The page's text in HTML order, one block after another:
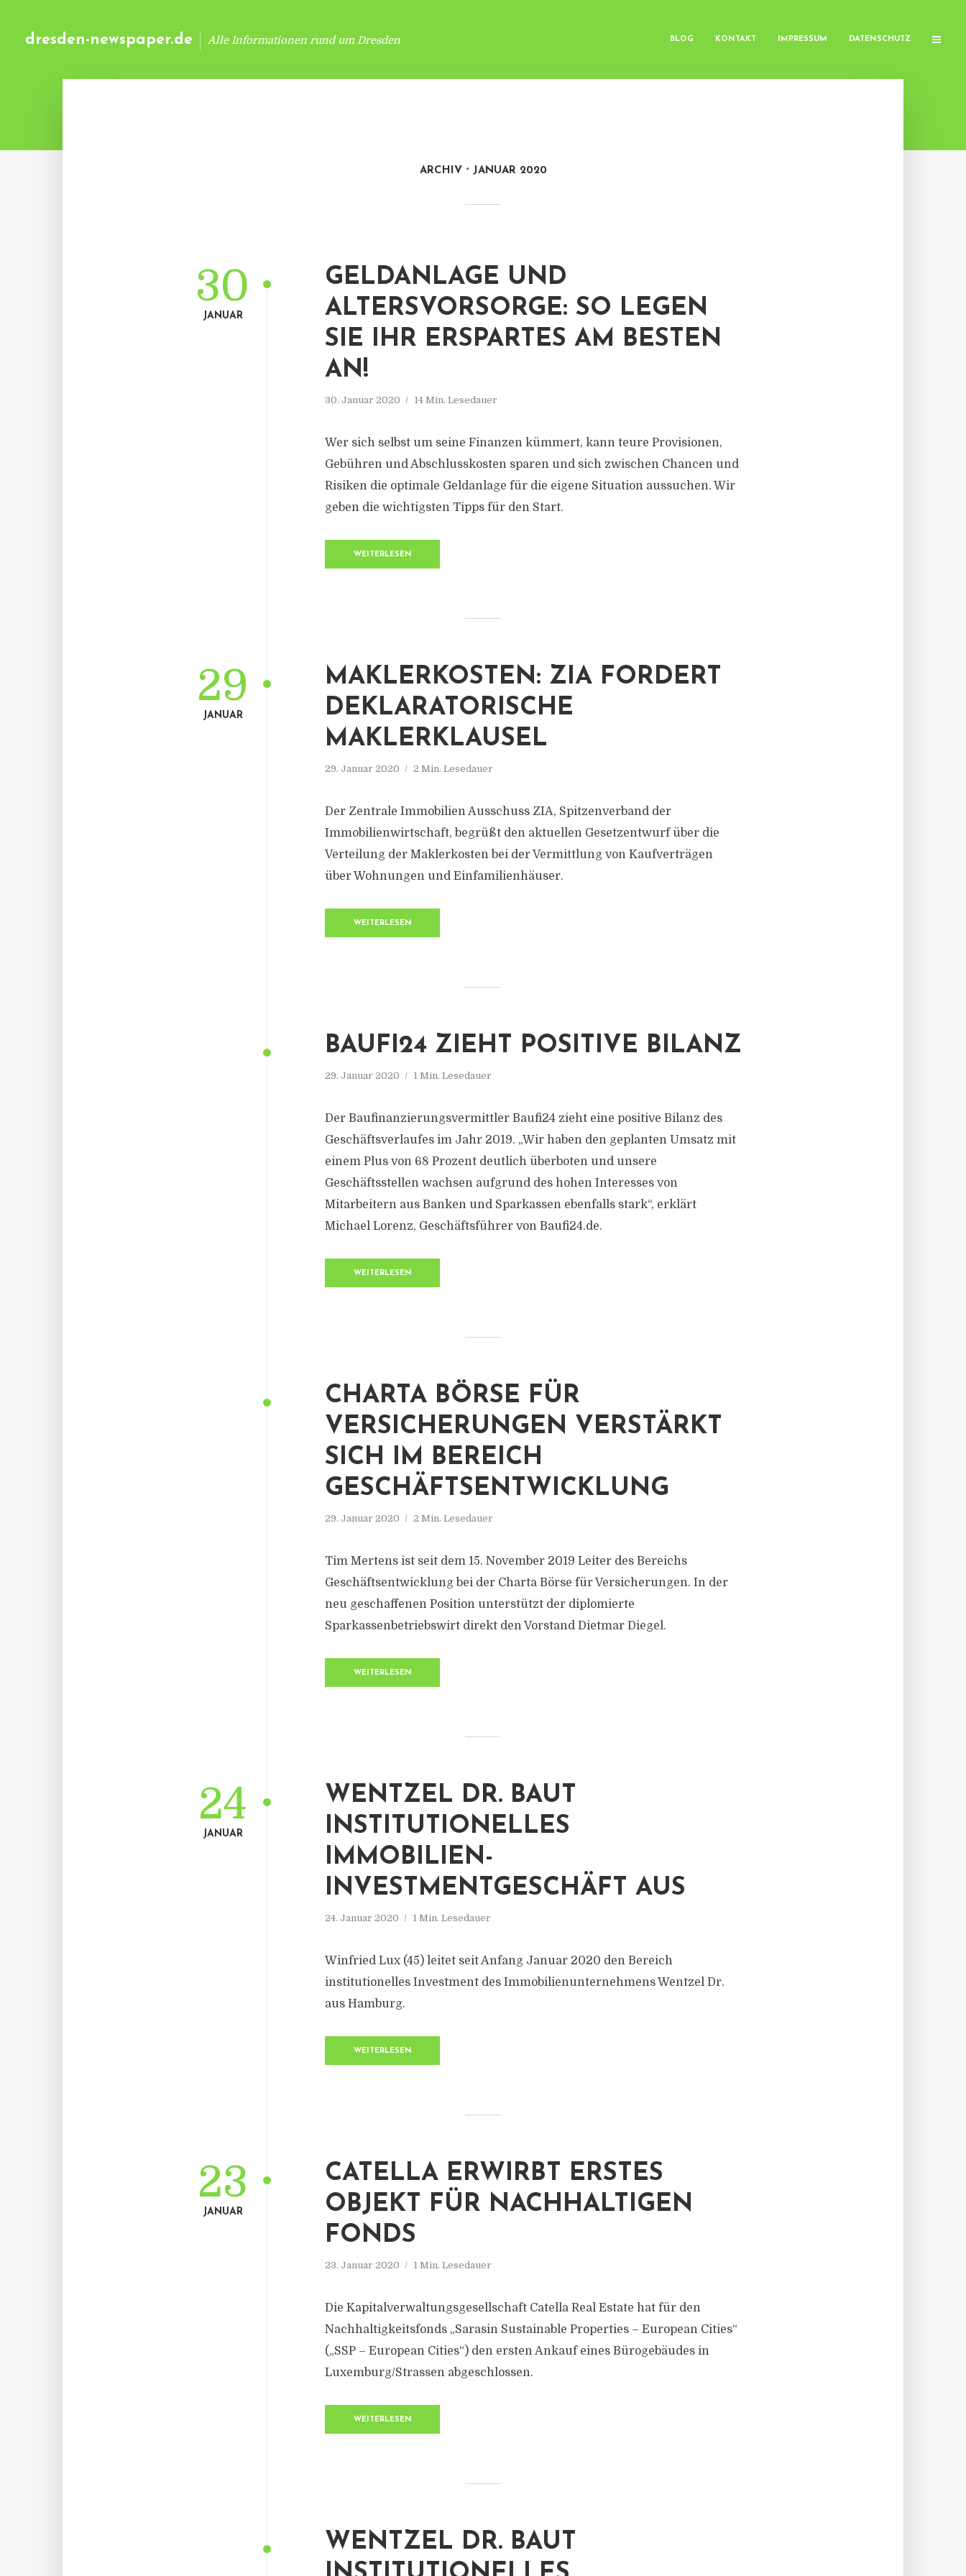
dresden-newspaper.de Alle Informationen rund um Dresden BLOG KONTAKT IMPRESSUM DATENSCHUTZ
ARCHIV JANUAR 2020
GELDANLAGE UND
ALTERSVORSORGE: SO LEGEN
SIE IHR ERSPARTES AM BESTEN
AN!
30. Januar 2020 14 Min. Lesedauer
30
JANUAR
Wer sich selbst um seine Finanzen kümmert, kann teure Provisionen,
Gebühren und Abschlusskosten sparen und sich zwischen Chancen und
Risiken die optimale Geldanlage für die eigene Situation aussuchen. Wir
geben die wichtigsten Tipps für den Start.
WEITERLESEN
MAKLERKOSTEN: ZIA FORDERT
DEKLARATORISCHE
MAKLERKLAUSEL
29. Januar 2020 2 Min. Lesedauer
29
JANUAR
Der Zentrale Immobilien Ausschuss ZIA, Spitzenverband der
Immobilienwirtschaft, begrüßt den aktuellen Gesetzentwurf über die
Verteilung der Maklerkosten bei der Vermittlung von Kaufverträgen
über Wohnungen und Einfamilienhäuser.
WEITERLESEN
BAUFI24 ZIEHT POSITIVE BILANZ
29. Januar 2020 1 Min. Lesedauer
Der Baufinanzierungsvermittler Baufi24 zieht eine positive Bilanz des
Geschäftsverlaufes im Jahr 2019. „Wir haben den geplanten Umsatz mit
einem Plus von 68 Prozent deutlich überboten und unsere
Geschäftsstellen wachsen aufgrund des hohen Interesses von
Mitarbeitern aus Banken und Sparkassen ebenfalls stark“, erklärt
Michael Lorenz, Geschäftsführer von Baufi24.de.
WEITERLESEN
CHARTA BÖRSE FÜR
VERSICHERUNGEN VERSTÄRKT
SICH IM BEREICH
GESCHÄFTSENTWICKLUNG
29. Januar 2020 2 Min. Lesedauer
Tim Mertens ist seit dem 15. November 2019 Leiter des Bereichs
Geschäftsentwicklung bei der Charta Börse für Versicherungen. In der
neu geschaffenen Position unterstützt der diplomierte
Sparkassenbetriebswirt direkt den Vorstand Dietmar Diegel.
WEITERLESEN
WENTZEL DR. BAUT
INSTITUTIONELLES
IMMOBILIEN-
INVESTMENTGESCHÄFT AUS
24. Januar 2020 1 Min. Lesedauer
24
JANUAR
Winfried Lux (45) leitet seit Anfang Januar 2020 den Bereich
institutionelles Investment des Immobilienunternehmens Wentzel Dr.
aus Hamburg.
WEITERLESEN
CATELLA ERWIRBT ERSTES
OBJEKT FÜR NACHHALTIGEN
FONDS
23. Januar 2020 1 Min. Lesedauer
23
JANUAR
Die Kapitalverwaltungsgesellschaft Catella Real Estate hat für den
Nachhaltigkeitsfonds „Sarasin Sustainable Properties – European Cities“
(„SSP – European Cities“) den ersten Ankauf eines Bürogebäudes in
Luxemburg/Strassen abgeschlossen.
WEITERLESEN
WENTZEL DR. BAUT